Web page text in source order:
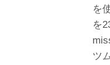
を
を
ツ